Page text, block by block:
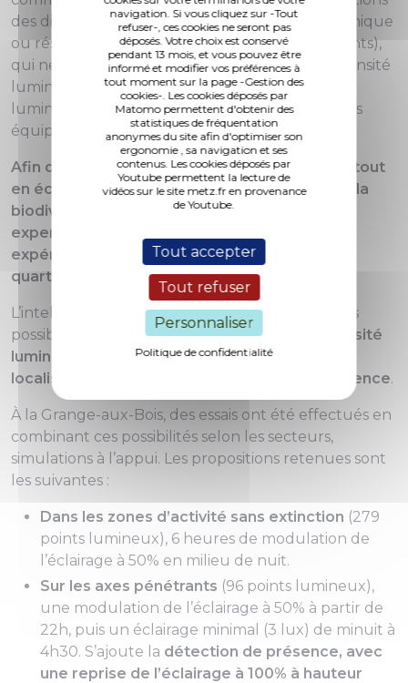
navigation. Si vous cliquez sur -Tout
refuser-, ces cookies ne seront pas
déposés. Votre choix est conservé
pendant 13 mois, et vous pouvez être
informé et modifier vos préférences à
tout moment sur la page -Gestion des
cookies-. Les cookies déposés par
Matomo permettent d'obtenir des
statistiques de fréquentation
anonymes du site afin d'optimiser son
ergonomie , sa navigation et ses
contenus. Les cookies déposés par
Youtube permettent la lecture de
vidéos sur le site metz.fr en provenance
de Youtube.
Tout accepter
Tout refuser
Personnaliser
Politique de confidentialité
des différents secteurs (zones d’activité économique
ou résidentielles, axes structurants ou pénétrants),
qui ne nécessitent pas les mêmes besoins d’intensité
lumineuse. Le quartier dispose de 1 067 points
lumineux pilotés au moyen de 28 armoires, tous
équipés en leds.
Afin de répondre aux attentes des habitants, tout
en économisant l’électricité et en préservant la
biodiversité, la Ville de Metz, forte de son
expertise en matière d’éclairage urbain, va
expérimenter un éclairage intelligent dans le
quartier.
L’intelligence de l’éclairage repose sur plusieurs
possibilités. D’une part, lamodulation de l’intensité
lumineuse selon l’avancée de la nuit et la
localisation
détection de présence.
À la Grange-aux-Bois, des essais ont été effectués en
combinant ces possibilités selon les secteurs,
simulations à l’appui. Les propositions retenues sont
les suivantes :
Dans les zones d’activité sans extinction (279
points lumineux), 6 heures de modulation de
l’éclairage à 50% en milieu de nuit.
Sur les axes pénétrants (96 points lumineux),
une modulation de l’éclairage à 50% à partir de
22h, puis un éclairage minimal (3 lux) de minuit à
4h30. S’ajoute la détection de présence, avec
une reprise de l’éclairage à 100% à hauteur